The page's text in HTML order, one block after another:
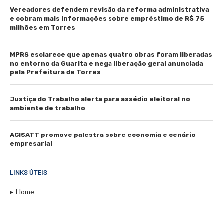
Vereadores defendem revisão da reforma administrativa
e cobram mais informações sobre empréstimo de R$ 75
milhões em Torres
MPRS esclarece que apenas quatro obras foram liberadas
no entorno da Guarita e nega liberação geral anunciada
pela Prefeitura de Torres
Justiça do Trabalho alerta para assédio eleitoral no
ambiente de trabalho
ACISATT promove palestra sobre economia e cenário
empresarial
LINKS ÚTEIS
Home